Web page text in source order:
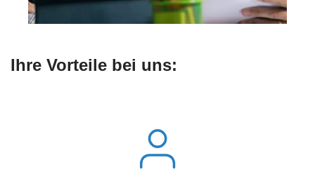
Ihre Vorteile bei uns: